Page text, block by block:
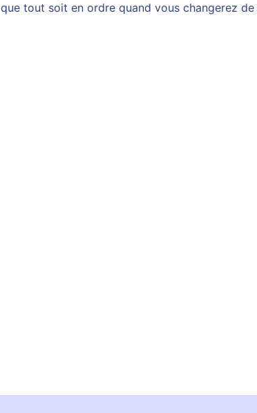
tout soit en ordre quand vous changerez